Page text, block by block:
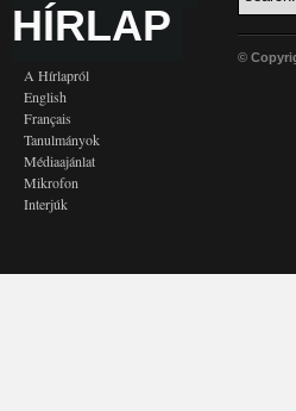
HÍRLAP
A Hírlapról
English
Français
Tanulmányok
Médiaajánlat
Mikrofon
Interjúk
©